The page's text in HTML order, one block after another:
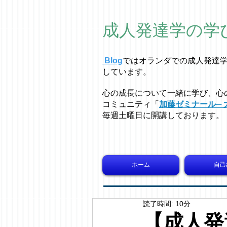
成人発達学の学
Blogではオラ ンダでの成人発達
しています。
心の成長について一緒に学び、
コミュニティ「 加藤ゼミナール─
毎週土曜日に開講しております。
ホーム 自
【成人
読了時間: 10分